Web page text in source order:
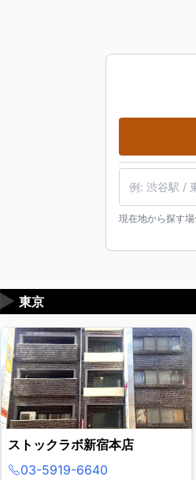
現在地から探す
東京
▶
ストックラボ新宿本店
03-5919-6640